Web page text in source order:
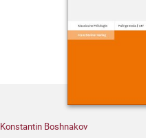
Konstantin Boshnakov